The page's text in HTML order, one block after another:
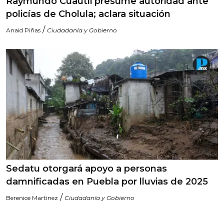
policías de Cholula; aclara situación
Anaid Piñas / Ciudadanía y Gobierno
Sedatu otorgará apoyo a personas
damnificadas en Puebla por lluvias de 2025
Berenice Martinez / Ciudadanía y Gobierno